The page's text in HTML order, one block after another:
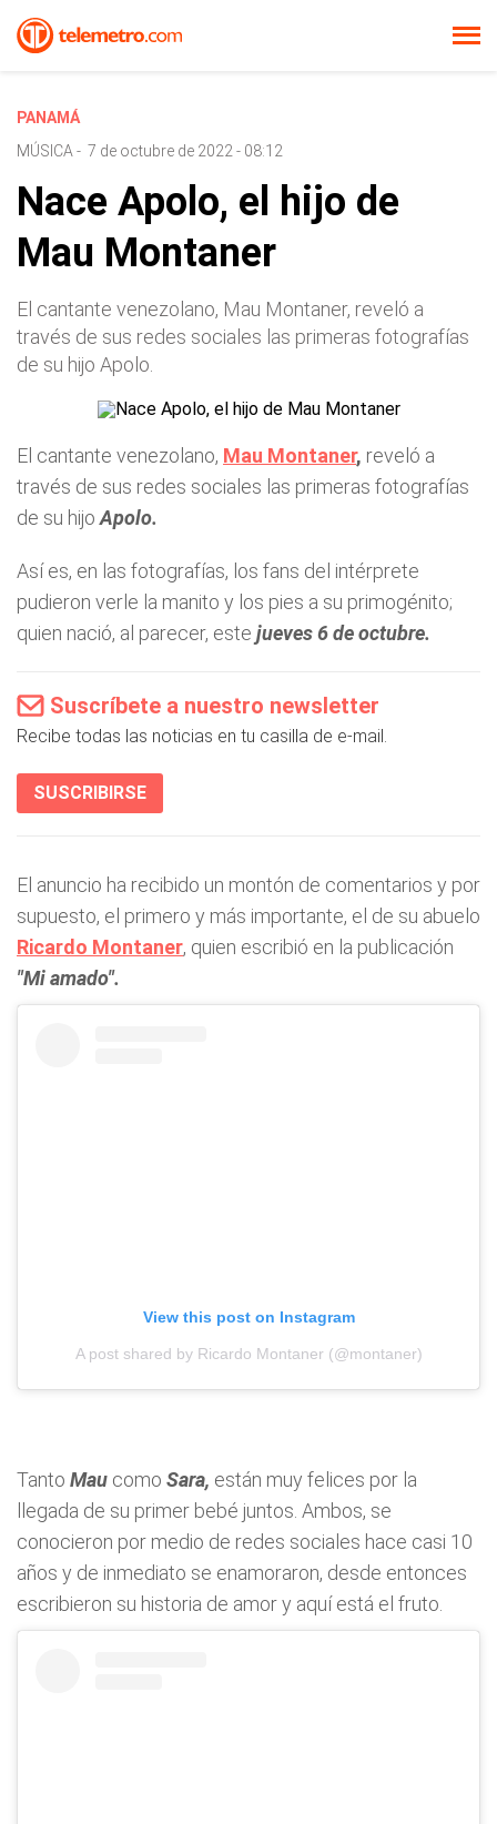
PANAMÁ
MÚSICA - 7 de octubre de 2022 - 08:12
Nace Apolo, el hijo de
Mau Montaner
El cantante venezolano, Mau Montaner, reveló a
través de sus redes sociales las primeras fotografías
de su hijo Apolo.
El cantante venezolano, Mau Montaner, reveló a
través de sus redes sociales las primeras fotografías
de su hijoApolo.
Así es, en las fotografías, los fans del intérprete
pudieron verle la manito y los pies a su primogénito;
quien nació, al parecer, este jueves 6 de octubre.
Suscríbete a nuestro newsletter
Recibe todas las noticias en tu casilla de e-mail.
SUSCRIBIRSE
El anuncio ha recibido un montón de comentarios y por
supuesto, el primero y más importante, el de su abuelo
Ricardo Montaner, quien escribió en la publicación
"Mi amado".
View this post on Instagram
A post shared by Ricardo Montaner (@montaner)
Tanto Mau como Sara, están muy felices por la
llegada de su primer bebé juntos. Ambos, se
conocieron por medio de redes sociales hace casi 10
años y de inmediato se enamoraron, desde entonces
escribieron su historia de amor y aquí está el fruto.